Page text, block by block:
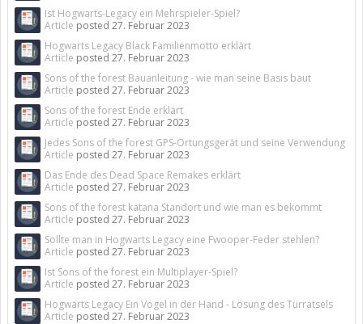
Ist Hogwarts-Legacy ein Mehrspieler-Spiel?
Article posted 27. Februar 2023
Hogwarts Legacy Black Familienmotto erklärt
Article posted 27. Februar 2023
Sons of the forest Bauanleitung - wie man seine Basis baut
Article posted 27. Februar 2023
Sons of the forest Ende erklärt
Article posted 27. Februar 2023
Jedes Sons of the forest GPS-Ortungsgerät und seine Verwendung
Article posted 27. Februar 2023
Das Ende des Dead Space Remakes erklärt
Article posted 27. Februar 2023
Sons of the forest katana Standort und wie man es bekommt
Article posted 27. Februar 2023
Sollte man in Hogwarts Legacy eine Fwooper-Feder stehlen?
Article posted 27. Februar 2023
Ist Sons of the forest ein Multiplayer-Spiel?
Article posted 27. Februar 2023
Hogwarts Legacy Ein Vogel in der Hand - Lösung des Türrätsels
Article posted 27. Februar 2023